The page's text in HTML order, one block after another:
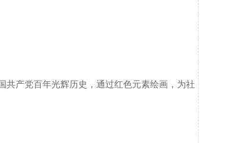
共产党百年光辉历史，通过红色元素绘画，为社